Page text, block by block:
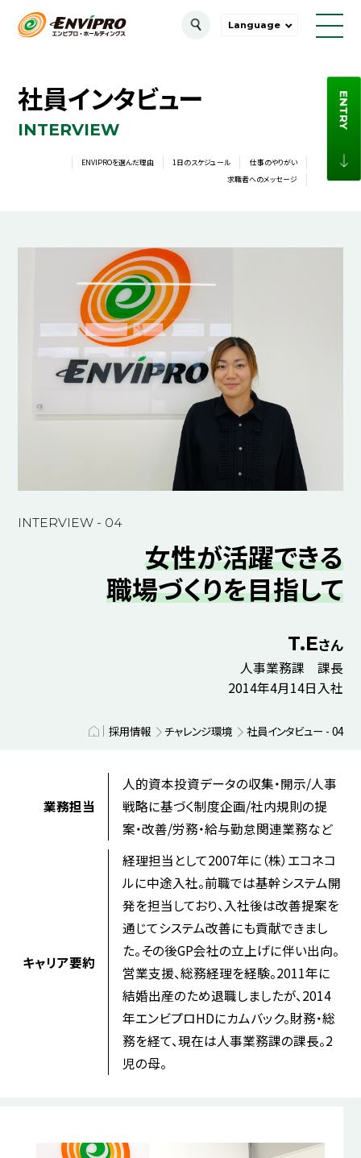
Language
社員インタビュー
INTERVIEW
ENVIPROを選んだ理由 1日のスケジュール
仕事のやりがい
求職者へのメッセージ
INTERVIEW - 04
女性が活躍できる
職場づくりを目指して
T.Eさん
人事業務課 課長
2014年4月14日入社
採用情報 チャレンジ環境 社員インタビュー - 04
業務担当
人的資本投資データの収集・開示/人事
戦略に基づく制度企画/社内規則の提
案・改善/労務・給与勤怠関連業務など
キャリア要約
経理担当として2007年に（株）エコネコ
ルに中途入社。前職では基幹システム開
発を担当しており、入社後は改善提案を
通じてシステム改善にも貢献できまし
た。その後GP会社の立上げに伴い出向。
営業支援、総務経理を経験。2011年に
結婚出産のため退職しましたが、2014
年エンビプロHDにカムバック。財務・総
務を経て、現在は人事業務課の課長。2
児の母。
ENTRY